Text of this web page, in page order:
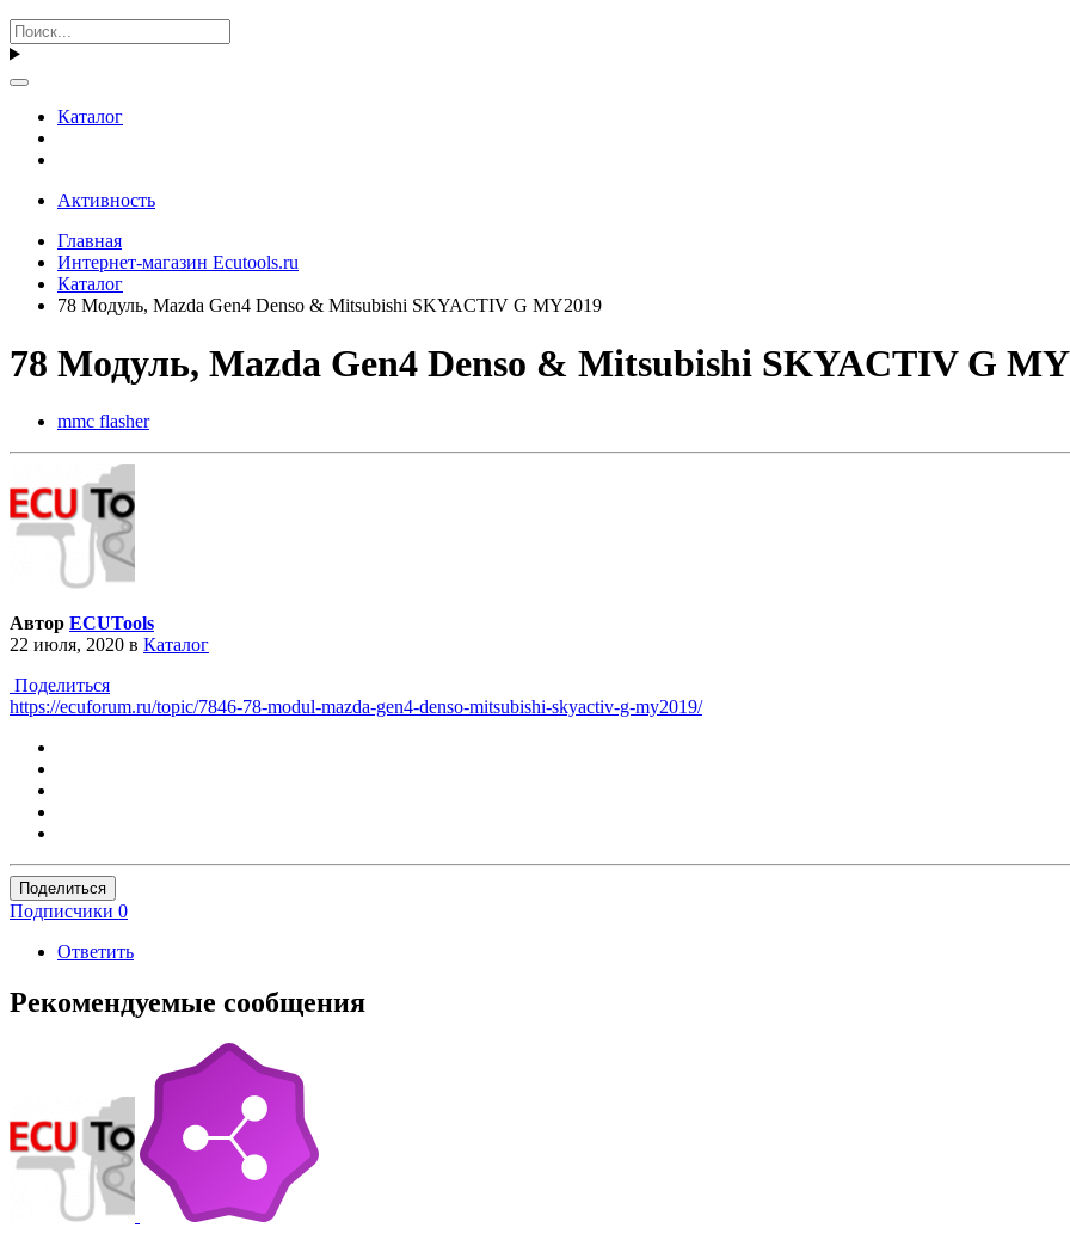
Каталог
Активность
Главная
Интернет-магазин Ecutools.ru
Каталог
78 Модуль, Mazda Gen4 Denso & Mitsubishi SKYACTIV G MY2019
78 Модуль, Mazda Gen4 Denso & Mitsubishi SKYACTIV G
mmc flasher
Автор ECUTools
22 июля, 2020 в Каталог
Поделиться
https://ecuforum.ru/topic/7846-78-modul-mazda-gen4-denso-mitsubishi-skyactiv-g-my2019/
Поделиться
Подписчики 0
Ответить
Рекомендуемые сообщения